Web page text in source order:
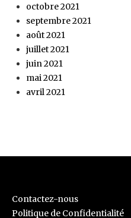
octobre 2021
septembre 2021
août 2021
juillet 2021
juin 2021
mai 2021
avril 2021
Contactez-nous
Politique de Confidentialité